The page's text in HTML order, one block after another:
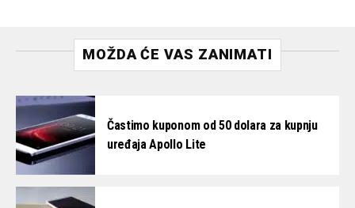
MOŽDA ĆE VAS ZANIMATI
Častimo kuponom od 50 dolara za kupnju
uređaja Apollo Lite